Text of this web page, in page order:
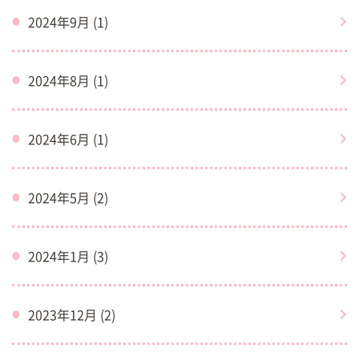
2024年9月 (1)
2024年8月 (1)
2024年6月 (1)
2024年5月 (2)
2024年1月 (3)
2023年12月 (2)